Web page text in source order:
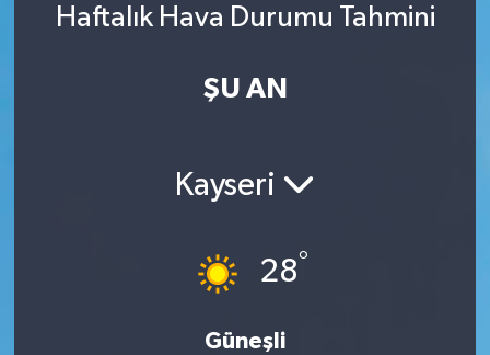
Haftalık Hava Durumu Tahmini
ŞU AN
Kayseri
28°
Güneşli